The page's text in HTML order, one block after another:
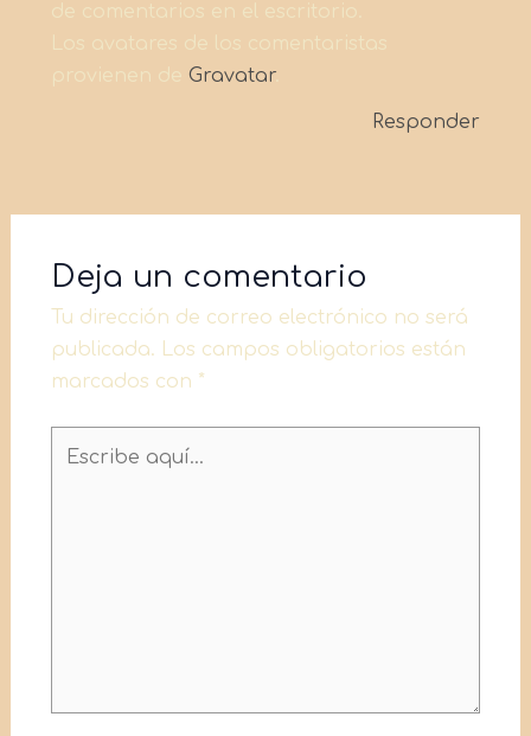
de comentarios en el escritorio.
Los avatares de los comentaristas
provienen de Gravatar.
Responder
Deja un comentario
Tu dirección de correo electrónico no será
publicada. Los campos obligatorios están
marcados con *